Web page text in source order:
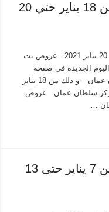
عروض مركز سلطان عمان من 18 يناير حتي 20
عروض مركز سلطان عمان من 18 يناير حتي 20 يناير 2021 عروض نت
الجديدة فى صفحة
واحدة – العروض الاسبوعية من مركز سلطان عمان – و ذلك من 18 يناير
من مركز سلطان عمان عروض
…
عروض مركز سلطان عمان من 7 يناير حتى 13